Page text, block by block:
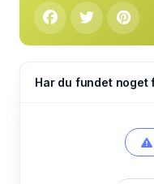
Har du fundet noget